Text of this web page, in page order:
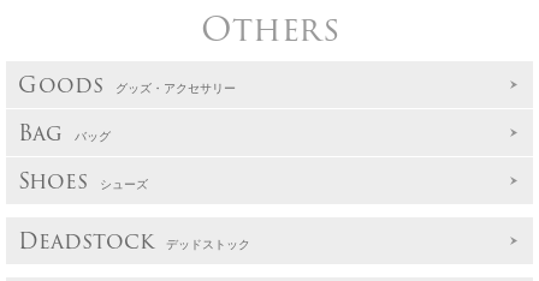
Others
Goods グッズ・アクセサリー
Bag バッグ
Shoes シューズ
Deadstock デッドストック